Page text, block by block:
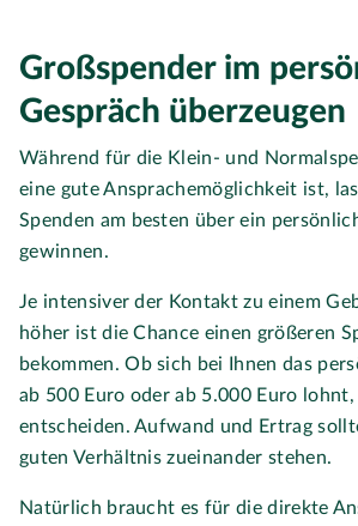
Großspender im
Gespräch überzeugen
Während für die Klein- und
eine gute Ansprachemöglichkeit ist,
Spenden am besten über ein
gewinnen.
Je intensiver der Kontakt zu einem
höher ist die Chance einen größeren
bekommen. Ob sich bei Ihnen das
ab 500 Euro oder ab 5.000 Euro lohnt,
entscheiden. Aufwand und Ertrag
guten Verhältnis zueinander stehen.
Natürlich braucht es für die direkte